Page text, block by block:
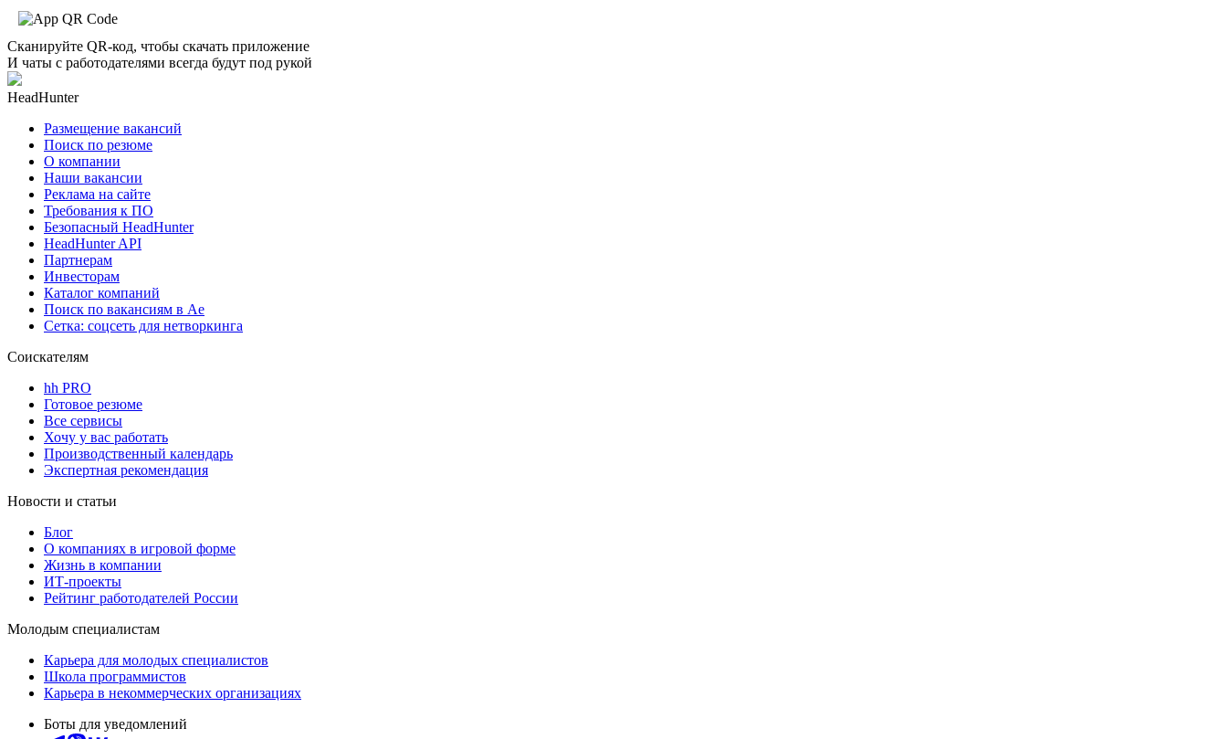
Сканируйте QR-код, чтобы скачать приложение
И чаты с работодателями всегда будут под рукой
HeadHunter
Размещение вакансий
Поиск по резюме
О компании
Наши вакансии
Реклама на сайте
Требования к ПО
Безопасный HeadHunter
HeadHunter API
Партнерам
Инвесторам
Каталог компаний
Поиск по вакансиям в Ае
Сетка: соцсеть для нетворкинга
Соискателям
hh PRO
Готовое резюме
Все сервисы
Хочу у вас работать
Производственный календарь
Экспертная рекомендация
Новости и статьи
Блог
О компаниях в игровой форме
Жизнь в компании
ИТ-проекты
Рейтинг работодателей России
Молодым специалистам
Карьера для молодых специалистов
Школа программистов
Карьера в некоммерческих организациях
Боты для уведомлений